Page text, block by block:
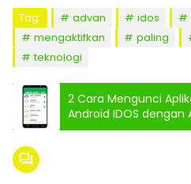
Tag: advan idos
mengaktifkan
paling
teknologi
2 Cara Mengunci
Android IDOS dengan
Pengaturan Bawaan